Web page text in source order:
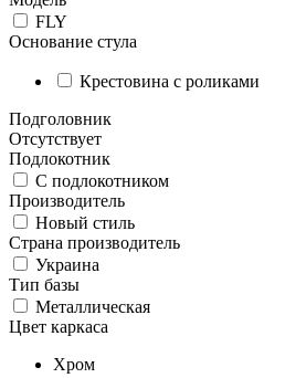
FLY
Основание стула
Крестовина с роликами
Подголовник
Отсутствует
Подлокотник
С подлокотником
Производитель
Новый стиль
Страна производитель
Украина
Тип базы
Металлическая
Цвет каркаса
Хром